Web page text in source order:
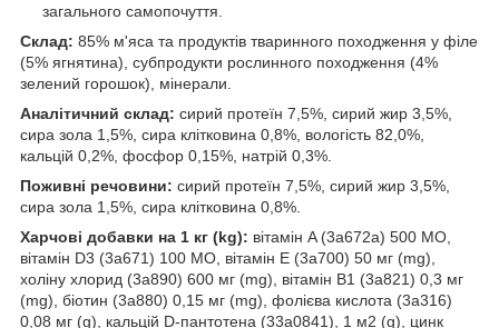
загального самопочуття.
Склад: 85% м'яса та продуктів тваринного походження у філе
(5% ягнятина), субпродукти рослинного походження (4%
зелений горошок), мінерали.
Аналітичний склад: сирий протеїн 7,5%, сирий жир 3,5%,
сира зола 1,5%, сира клітковина 0,8%, вологість 82,0%,
кальцій 0,2%, фосфор 0,15%, натрій 0,3%.
Поживні речовини: сирий протеїн 7,5%, сирий жир 3,5%,
сира зола 1,5%, сира клітковина 0,8%.
Харчові добавки на 1 кг (kg): вітамін A (3a672a) 500 МО,
вітамін D3 (3a671) 100 МО, вітамін E (3a700) 50 мг (mg),
холіну хлорид (3a890) 600 мг (mg), вітамін B1 (3a821) 0,3 мг
(mg), біотин (3a880) 0,15 мг (mg), фолієва кислота (3a316)
0,08 мг (g), кальцій D-пантотена (33a0841), 1 м2 (g), цинк